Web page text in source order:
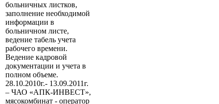
больничных листков,
заполнение необходимой
информации в
больничном листе,
ведение табель учета
рабочего времени.
Ведение кадровой
документации и учета в
полном объеме.
28.10.2010г.- 13.09.2011г.
– ЧАО «АПК-ИНВЕСТ»,
мясокомбинат - оператор